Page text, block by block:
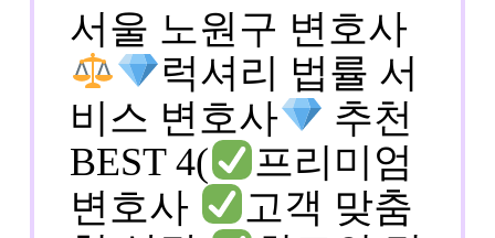
2026
NOW
서울 노원구 변호사
럭셔리 법률 서
비스 변호사
추천
BEST 4(
프리미엄
변호사
고객 맞춤